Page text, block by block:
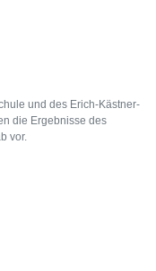
und des Erich-Kästner-
die Ergebnisse des
vor.